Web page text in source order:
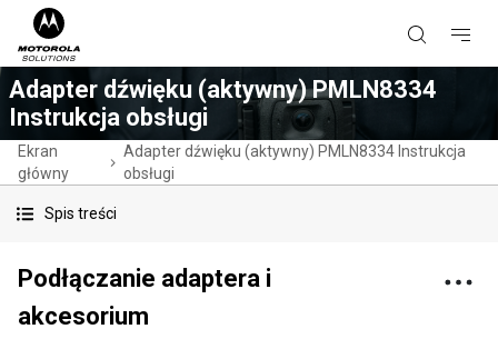
Adapter dźwięku (aktywny) PMLN8334
Instrukcja obsługi
Ekran
główny
Adapter dźwięku (aktywny) PMLN8334 Instrukcja
obsługi
Spis treści
Podłączanie adaptera i
akcesorium